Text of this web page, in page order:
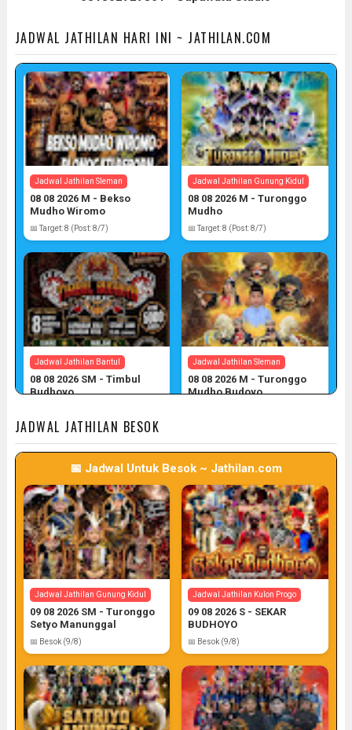
JADWAL JATHILAN HARI INI ~ JATHILAN.COM
Jadwal Jathilan Sleman
08 08 2026 M - Bekso
Mudho Wiromo
📅 Target: 8 (Post: 8/7)
Jadwal Jathilan Gunung Kidul
08 08 2026 M - Turonggo
Mudho
📅 Target: 8 (Post: 8/7)
Jadwal Jathilan Bantul
08 08 2026 SM - Timbul
Budhoyo
Jadwal Jathilan Sleman
08 08 2026 M - Turonggo
Mudho Budoyo
Jadwal Jathilan Sleman
08 08 2026 M - Klaras Anom
Sembrani
📅 Target: 8 (Post: 8/7)
Jadwal Jathilan Gunung Kidul
08 08 2026 S - Sekar
Kinasih
📅 Target: 8 (Post: 8/7)
Jadwal Jathilan Sleman Jadwal Jathilan Kulon Progo
JADWAL JATHILAN BESOK
📅 Jadwal Untuk Besok ~ Jathilan.com
Jadwal Jathilan Gunung Kidul
09 08 2026 SM - Turonggo
Setyo Manunggal
📅 Besok (9/8)
Jadwal Jathilan Kulon Progo
09 08 2026 S - SEKAR
BUDHOYO
📅 Besok (9/8)